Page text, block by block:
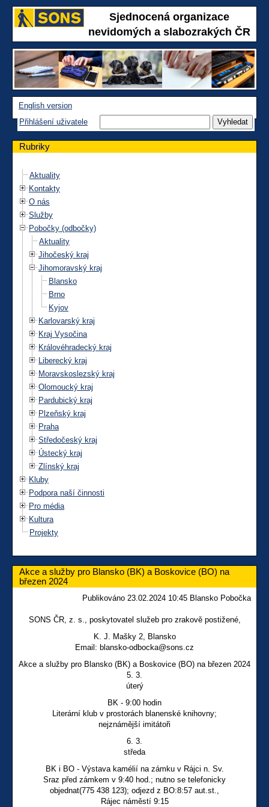
Sjednocená organizace
nevidomých a slabozrakých ČR
English version
Přihlášení uživatele
Rubriky
Aktuality
Kontakty
O nás
Služby
Pobočky (odbočky)
Aktuality
Jihočeský kraj
Jihomoravský kraj
Blansko
Brno
Kyjov
Karlovarský kraj
Kraj Vysočina
Královéhradecký kraj
Liberecký kraj
Moravskoslezský kraj
Olomoucký kraj
Pardubický kraj
Plzeňský kraj
Praha
Středočeský kraj
Ústecký kraj
Zlínský kraj
Kluby
Podpora naší činnosti
Pro média
Kultura
Projekty
Akce a služby pro Blansko (BK) a Boskovice (BO) na
březen 2024
Publikováno 23.02.2024 10:45 Blansko Pobočka
SONS ČR, z. s., poskytovatel služeb pro zrakově postižené,
K. J. Mašky 2, Blansko
Email: blansko-odbocka@sons.cz
Akce a služby pro Blansko (BK) a Boskovice (BO) na březen 2024
5. 3.
úterý
BK - 9:00 hodin
Literární klub v prostorách blanenské knihovny;
nejznámější imitátoři
6. 3.
středa
BK i BO - Výstava kamélií na zámku v Rájci n. Sv.
Sraz před zámkem v 9:40 hod.; nutno se telefonicky
objednat(775 438 123); odjezd z BO:8:57 aut.st.,
Rájec náměstí 9:15